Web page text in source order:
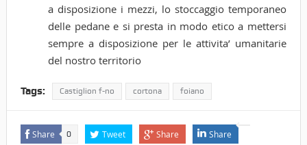
a disposizione i mezzi, lo stoccaggio temporaneo
delle pedane e si presta in modo etico a mettersi
sempre a disposizione per le attivita’ umanitarie
del nostro territorio
Tags: Castiglion f-no cortona foiano
Share 0 Tweet Share Share